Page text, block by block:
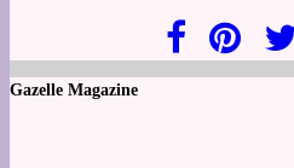
Gazelle Magazine